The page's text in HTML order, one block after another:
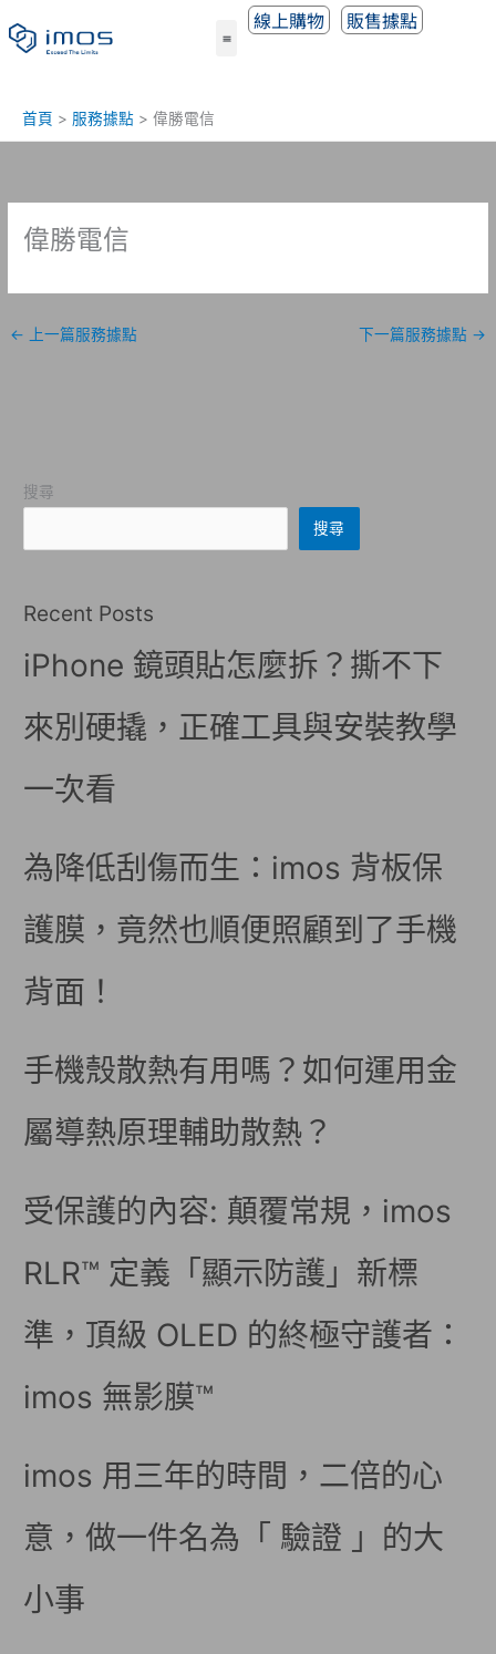
至
線上購物 販售據點
首頁 服務據點 偉勝電信
偉勝電信
← 上一篇服務據點 下一篇服務據點 →
搜尋
搜尋
Recent Posts
iPhone 鏡頭貼怎麼拆？撕不下
來別硬撬，正確工具與安裝教學
一次看
為降低刮傷而生：imos 背板保
護膜，竟然也順便照顧到了手機
背面！
手機殼散熱有用嗎？如何運用金
屬導熱原理輔助散熱？
受保護的內容: 顛覆常規，imos
RLR™ 定義「顯示防護」新標
準，頂級 OLED 的終極守護者：
imos 無影膜™
imos 用三年的時間，二倍的心
意，做一件名為「 驗證 」的大
小事